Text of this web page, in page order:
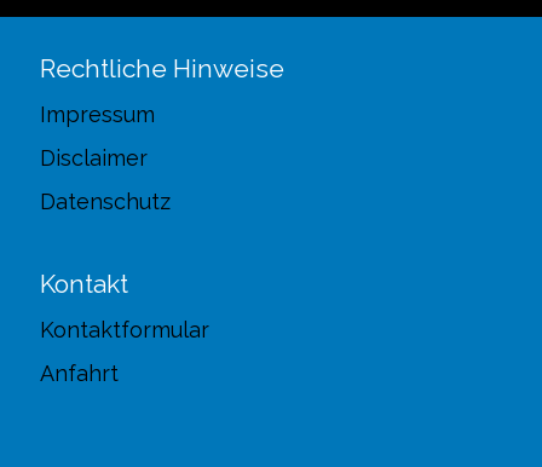
Rechtliche Hinweise
Impressum
Disclaimer
Datenschutz
Kontakt
Kontaktformular
Anfahrt